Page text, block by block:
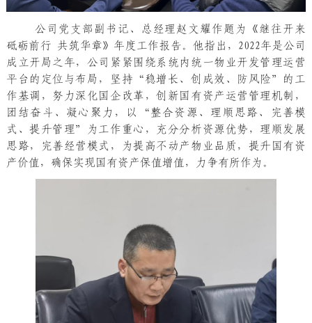
公司党支部副书记、总经理赵文耀作题为《继往开来
砥砺前行 共筑华章》年度工作报告。他指出，2022年是公司
成立开局之年，公司紧紧围绕系统内统一物业开发管理运营
平台的定位与布局，坚持“稳增长、创成效、防风险”的工
作基调，努力深化国企改革，创新国有资产运营管理机制，
团结奋斗、凝心聚力，以“整合资源、理顺思路、完善模
式、提升管理”为工作重心，充分分析资源优势，理顺发展
思路，完善经营模式，为提高不动产物业品质，提升国有资
产价值，确保实现国有资产保值增值，力争有所作为。